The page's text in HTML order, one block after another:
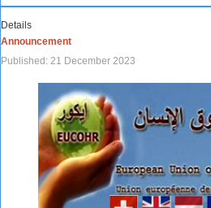
Details
Announcement
Published: 21 December 2023